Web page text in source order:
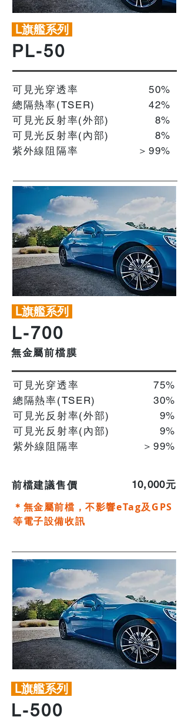
L旗艦系列
PL-50
可見光穿透率
總隔熱率(TSER)
可見光反射率(外部)
可見光反射率(內部)
紫外線阻隔率
50%
42%
8%
​8%
＞99%
L旗艦系列
L-700
無金屬前檔膜
可見光穿透率
總隔熱率(TSER)
可見光反射率(外部)
可見光反射率(內部)
紫外線阻隔率
75%
30%
9%
​9%
＞99%
前檔建議售價 ​10,000元
＊無金屬前檔，不影響eTag及GPS
等電子設備收訊
L旗艦系列
L-500